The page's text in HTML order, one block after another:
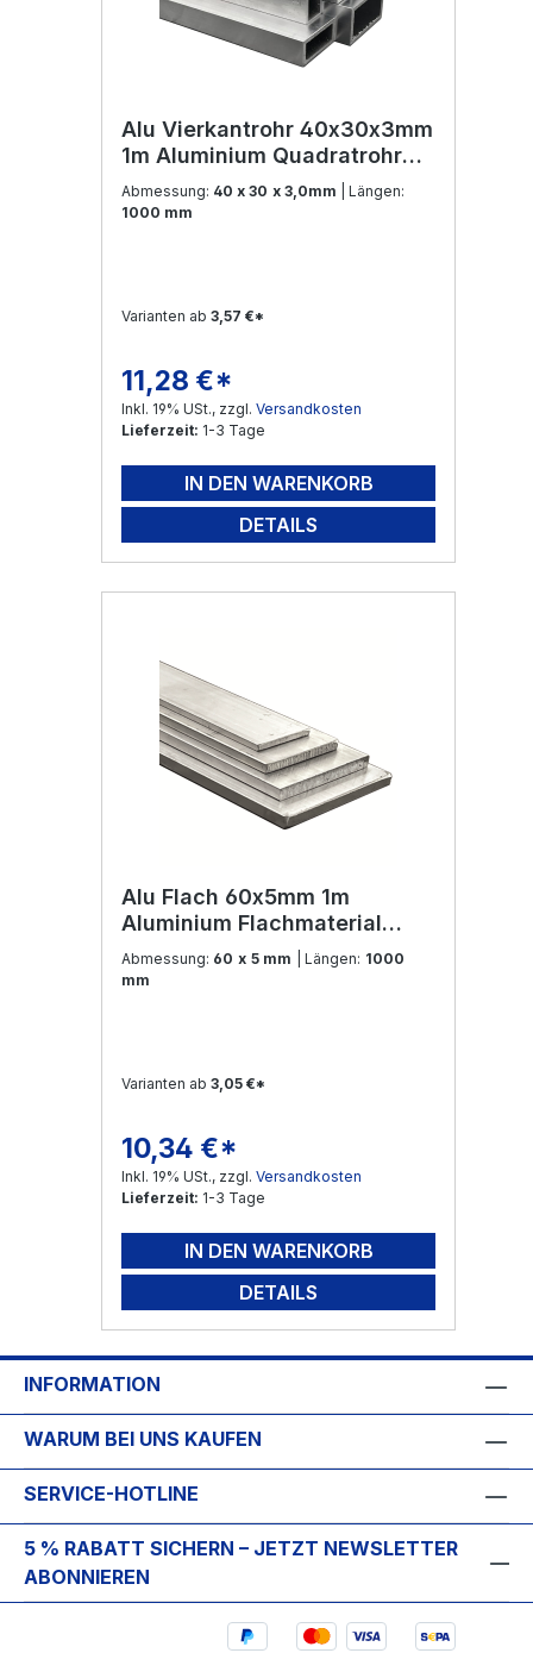
Alu Vierkantrohr 40x30x3mm
1m Aluminium Quadratrohr
Vierkantrohr Alurohr Aluprofil
Rundrohr Rohr für Modellbau
Abmessung: 40 x 30 x 3,0mm
| Längen:
1000 mm
Varianten ab 3,57 €*
Regulärer Preis:
11,28 €*
Inkl. 19% USt., zzgl. Versandkosten
Lieferzeit: 1-3 Tage
IN DEN WARENKORB
DETAILS
Alu Flach 60x5mm 1m
Aluminium Flachmaterial
Flachstahl Flachmaterial
Aluprofil Flacheisen
Abmessung: 60 x 5 mm | Längen: 1000
mm
Varianten ab 3,05 €*
Regulärer Preis:
10,34 €*
Inkl. 19% USt., zzgl. Versandkosten
Lieferzeit: 1-3 Tage
IN DEN WARENKORB
DETAILS
INFORMATION
WARUM BEI UNS KAUFEN
SERVICE-HOTLINE
5 % RABATT SICHERN – JETZT NEWSLETTER
ABONNIEREN